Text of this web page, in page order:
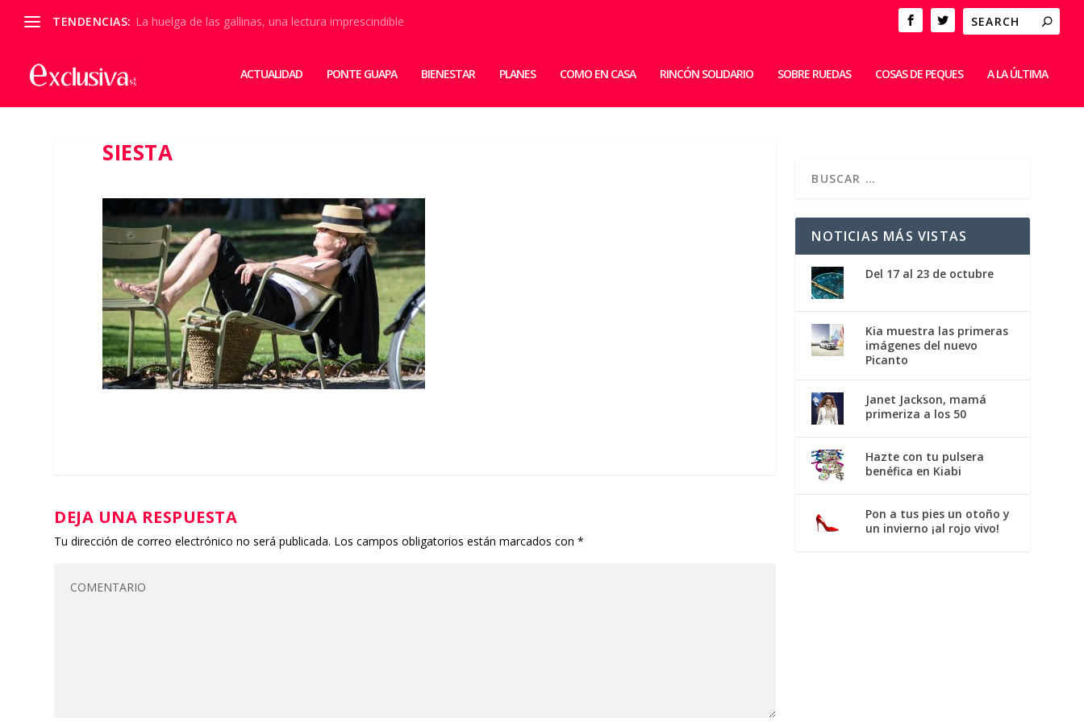
TENDENCIAS: La huelga de las gallinas, una lectura imprescindible
ACTUALIDAD PONTE GUAPA BIENESTAR PLANES COMO EN CASA RINCÓN SOLIDARIO SOBRE RUEDAS COSAS DE PEQUES A LA ÚLTIMA
SIESTA
DEJA UNA RESPUESTA
Tu dirección de correo electrónico no será publicada. Los campos obligatorios están marcados con*
NOTICIAS MÁS VISTAS
Del 17 al 23 de octubre
Kia muestra las primeras
imágenes del nuevo
Picanto
Janet Jackson, mamá
primeriza a los 50
Hazte con tu pulsera
benéfica en Kiabi
Pon a tus pies un otoño y
un invierno ¡al rojo vivo!